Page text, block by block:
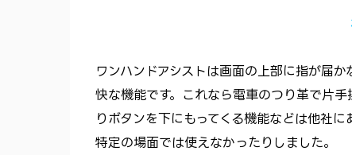
ワンハンドアシストは画面の上部に指が届
快な機能です。これなら電車のつり革で片
りボタンを下にもってくる機能などは他社に
特定の場面では使えなかったりしました。